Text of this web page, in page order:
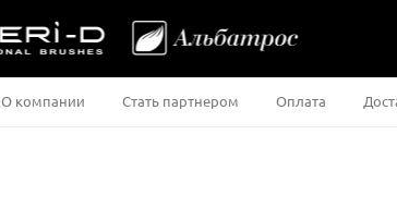
О компании Стать партнером Оплата